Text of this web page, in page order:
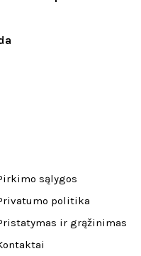
sąlygos
politika
ir grąžinimas